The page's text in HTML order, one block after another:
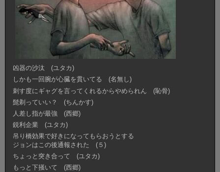
凶器の沙汰 (ユタカ)
しかも一回腕が心臓を貫いてる (名無し)
刺す度にギャグを言ってくれるからやめられん (恥骨)
髭剃っていい？ (ちんかす)
人差し指が最強 (西郷)
鋭利企業 (ユタカ)
吊り橋効果で好きになってもらおうとする
ジョンはこの後通報された (５)
ちょっと突き合って (ユタカ)
もっと下掻いて (西郷)